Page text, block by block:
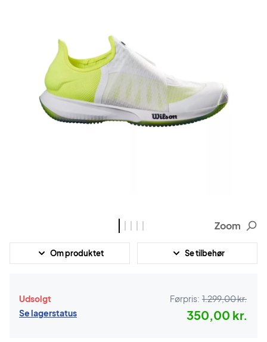
Zoom
Om produktet Se tilbehør
Udsolgt
Se lagerstatus
Førpris: 1.299,00 kr.
350,00 kr.